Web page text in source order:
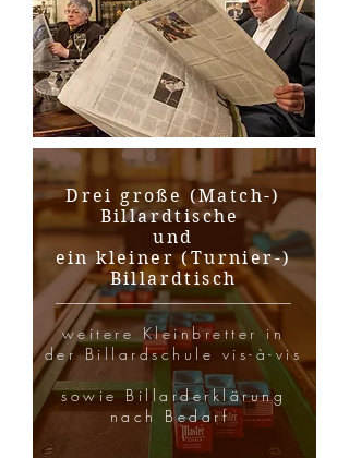
Drei große (Match-)
Billardtische
und
ein kleiner (Turnier-)
Billardtisch
weitere Kleinbretter in
der Billardschule vis-à-vis
sowie Billarderklärung
nach Bedarf